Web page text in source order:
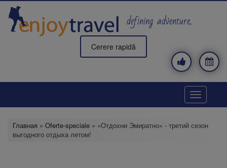
Перейти
основному
содержанию
defining adventure..
Cerere rapidă
Toggle
Главная » Oferte-speciale » «Отдохни Эмиратно» - третий сезон
выгодного отдыха летом!